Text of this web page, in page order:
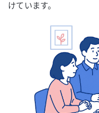
けています。